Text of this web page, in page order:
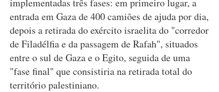
implementadas três fases: em primeiro lugar, a
entrada em Gaza de 400 camiões de ajuda por dia,
depois a retirada do exército israelita do "corredor
de Filadélfia e da passagem de Rafah", situados
entre o sul de Gaza e o Egito, seguida de uma
"fase final" que consistiria na retirada total do
território palestiniano.